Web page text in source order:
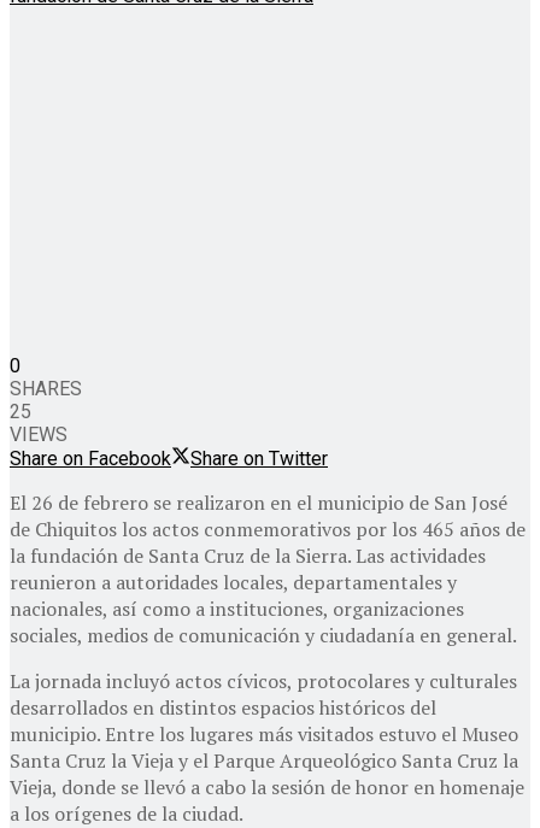
0
SHARES
25
VIEWS
Share on Facebook
Share on Twitter
El 26 de febrero se realizaron en el municipio de San José
de Chiquitos los actos conmemorativos por los 465 años de
la fundación de Santa Cruz de la Sierra. Las actividades
reunieron a autoridades locales, departamentales y
nacionales, así como a instituciones, organizaciones
sociales, medios de comunicación y ciudadanía en general.
La jornada incluyó actos cívicos, protocolares y culturales
desarrollados en distintos espacios históricos del
municipio. Entre los lugares más visitados estuvo el Museo
Santa Cruz la Vieja y el Parque Arqueológico Santa Cruz la
Vieja, donde se llevó a cabo la sesión de honor en homenaje
a los orígenes de la ciudad.